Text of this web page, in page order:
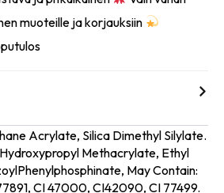
muoteille ja korjauksiin
Acrylate, Silica Dimethyl Silylate.
Methacrylate, Ethyl
May Contain:
CI 47000, CI42090, CI 77499.